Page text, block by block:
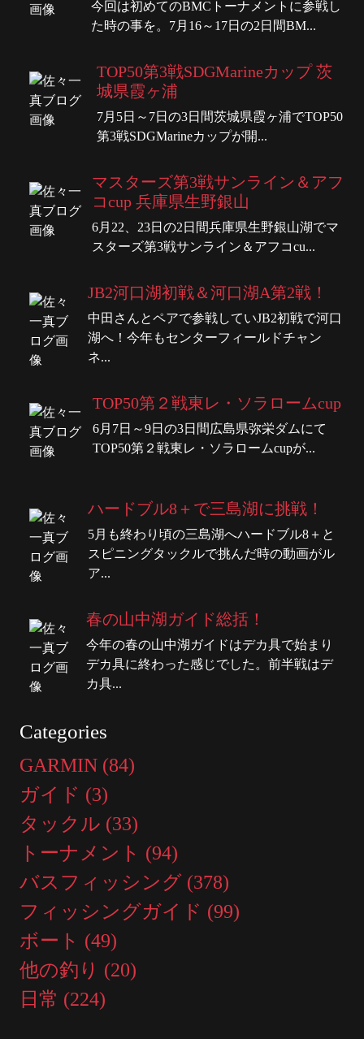
今回は初めてのBMCトーナメントに参戦し
た時の事を。7月16～17日の2日間BM...
TOP50第3戦SDGMarineカップ 茨
城県霞ヶ浦
7月5日～7日の3日間茨城県霞ヶ浦でTOP50
第3戦SDGMarineカップが開...
マスターズ第3戦サンライン＆アフ
コcup 兵庫県生野銀山
6月22、23日の2日間兵庫県生野銀山湖でマ
スターズ第3戦サンライン＆アフコcu...
JB2河口湖初戦＆河口湖A第2戦！
中田さんとペアで参戦していJB2初戦で河口
湖へ！今年もセンターフィールドチャン
ネ...
TOP50第２戦東レ・ソラロームcup
6月7日～9日の3日間広島県弥栄ダムにて
TOP50第２戦東レ・ソラロームcupが...
ハードブル8＋で三島湖に挑戦！
5月も終わり頃の三島湖へハードブル8＋と
スピニングタックルで挑んだ時の動画がル
ア...
春の山中湖ガイド総括！
今年の春の山中湖ガイドはデカ具で始まり
デカ具に終わった感じでした。前半戦はデ
カ具...
Categories
GARMIN (84)
ガイド (3)
タックル (33)
トーナメント (94)
バスフィッシング (378)
フィッシングガイド (99)
ボート (49)
他の釣り (20)
日常 (224)